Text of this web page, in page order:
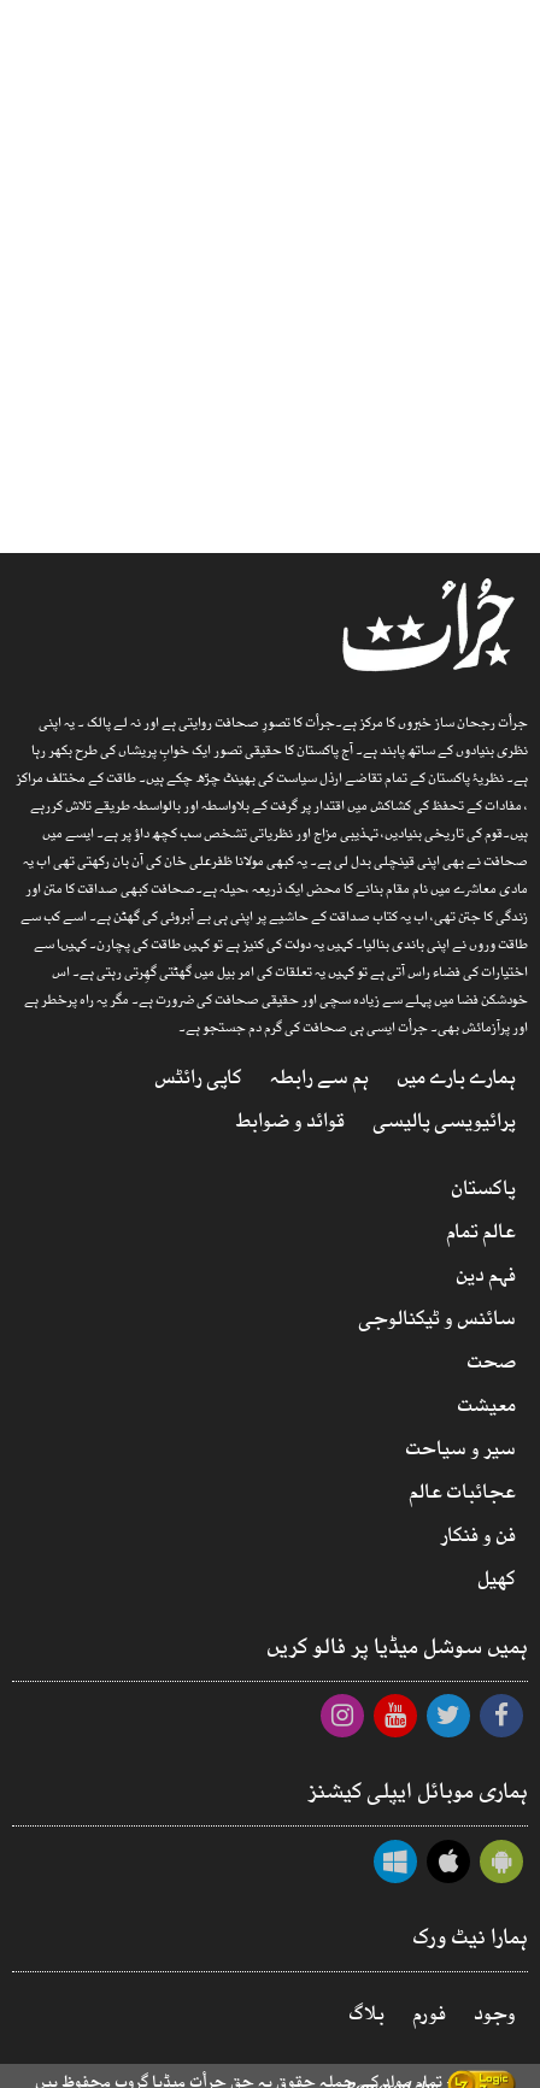
جرأت رجحان ساز خبروں کا مرکز ہے۔جرأت کا تصورِ صحافت روایتی ہے اور نہ لے پالک ۔ یہ اپنی
نظری بنیادوں کے ساتھ پابند ہے۔ آج پاکستان کا حقیقی تصور ایک خوابِ پریشاں کی طرح بکھر رہا
ہے۔ نظریۂ پاکستان کے تمام تقاضے ارذل سیاست کی بھینٹ چڑھ چکے ہیں۔ طاقت کے مختلف مراکز
، مفادات کے تحفظ کی کشاکش میں اقتدار پر گرفت کے بلاواسطہ اور بالواسطہ طریقے تلاش کررہے
ہیں۔قوم کی تاریخی بنیادیں، تہذیبی مزاج اور نظریاتی تشخص سب کچھ داؤ پر ہے۔ ایسے میں
صحافت نے بھی اپنی قینچلی بدل لی ہے۔ یہ کبھی مولانا ظفرعلی خان کی آن بان رکھتی تھی اب یہ
مادی معاشرے میں نام مقام بنانے کا محض ایک ذریعہ ،حیلہ ہے۔صحافت کبھی صداقت کا متن اور
زندگی کا جتن تھی، اب یہ کتاب صداقت کے حاشیے پر اپنی ہی بے آبروئی کی گھٹن ہے۔ اسے کب سے
طاقت وروں نے اپنی باندی بنالیا۔ کہیں یہ دولت کی کنیز ہے تو کہیں طاقت کی پچارن۔ کہیںا سے
اختیارات کی فضاء راس آتی ہے تو کہیں یہ تعلقات کی امر بیل میں گھٹتی گھِرتی رہتی ہے۔ اس
خودشکن فضا میں پہلے سے زیادہ سچی اور حقیقی صحافت کی ضرورت ہے۔ مگر یہ راہ پرخطر ہے
اور پرآزمائش بھی۔ جرأت ایسی ہی صحافت کی گرم دم جستجو ہے۔
ہمارے بارے میں ہم سے رابطہ
کاپی رائٹس
پرائیویسی پالیسی
قوائد و ضوابط
پاکستان
عالم تمام
فہم دین
سائنس و ٹیکنالوجی
صحت
معیشت
سیر و سیاحت
عجائبات عالم
فن و فنکار
کھیل
ہمیں سوشل میڈیا پر فالو کریں
ہماری موبائل ایپلی کیشنز
ہمارا نیٹ ورک
وجود فورم بلاگ